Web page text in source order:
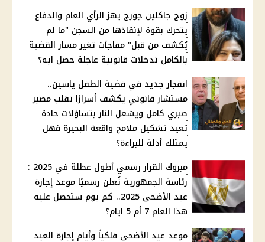
زوج جاكلين جورج يهز الرأي العام والدفاع
يتحرك بقوة لإنقاذها من السجن "ما لم
يُكشف من قبل" مفاجآت تغير مسار القضية
بالكامل تدخلات قانونية عاجلة حصل ايه؟
انفجار جديد في قضية الطفل ياسين..
مستشار قانوني يكشف أسرارًا تقلب مصير
صبري كامل ويشعل النار بتساؤلات حادة
تعيد تشكيل ملامح واقعة البحيرة فهل
يمتلك أدلة للبراءة؟
مبروك القرار رسمي أطول عطلة في 2025 :
رئاسة الجمهورية تُعلن رسميًا موعد إجازة
عيد الأضحى 2025.. كم يوم ستحصل عليه
هذا العام 7 أم 5 ايام؟
موعد عيد الأضحى فلكياً وأيام إجازة العيد